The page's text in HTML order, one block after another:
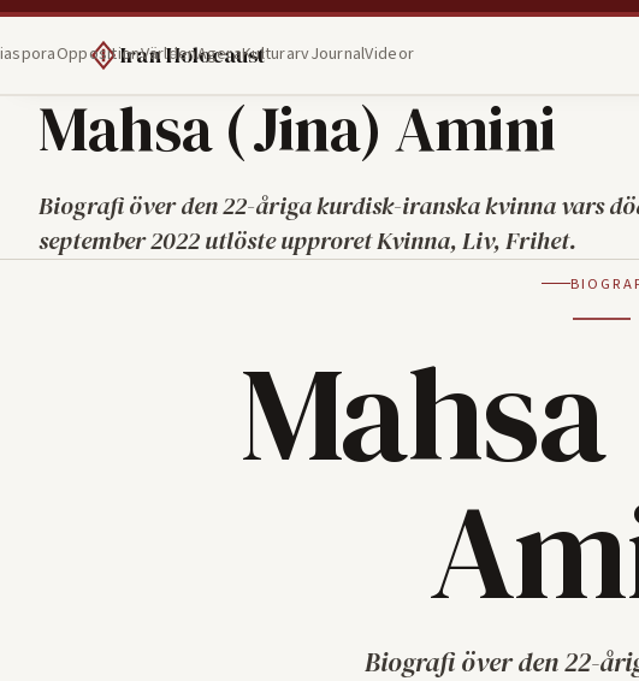
Iran Holocaust
OppositionVärldenAgeraKulturarvJournalVideor
Mahsa (Jina) Amini
Biografi över den 22-åriga kurdisk-iranska kvinna vars
september 2022 utlöste upproret Kvinna, Liv, Frihet.
Biografi över den 22-